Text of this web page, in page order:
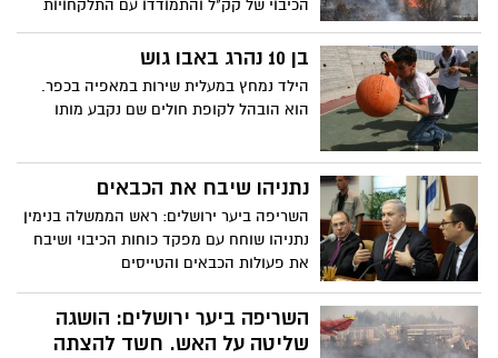
הכיבוי של קק"ל והתמודדו עם התלקחויות
קטנות. ההשגחה נמשכת גם בשעות אלה
בן 10 נהרג באבו גוש
הילד נמחץ במעלית שירות במאפיה בכפר.
הוא הובהל לקופת חולים שם נקבע מותו
נתניהו שיבח את הכבאים
השריפה ביער ירושלים: ראש הממשלה בנימין
נתניהו שוחח עם מפקד כוחות הכיבוי ושיבח
את פעולות הכבאים והטייסים
השריפה ביער ירושלים: הושגה
שליטה על האש. חשד להצתה